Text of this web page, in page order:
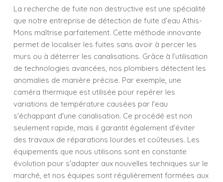
La recherche de fuite non destructive est une spécialité
que notre entreprise de détection de fuite d’eau Athis-
Mons maîtrise parfaitement. Cette méthode innovante
permet de localiser les fuites sans avoir à percer les
murs ou à déterrer les canalisations. Grâce à l’utilisation
de technologies avancées, nos plombiers détectent les
anomalies de manière précise. Par exemple, une
caméra thermique est utilisée pour repérer les
variations de température causées par l'eau
s'échappant d'une canalisation. Ce procédé est non
seulement rapide, mais il garantit également d’éviter
des travaux de réparations lourdes et coûteuses. Les
équipements que nous utilisons sont en constante
évolution pour s'adapter aux nouvelles techniques sur le
marché, et nos équipes sont régulièrement formées aux